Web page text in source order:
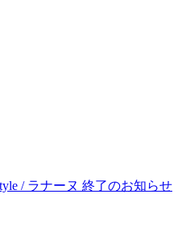
/ ラナーヌ 終了のお知らせ